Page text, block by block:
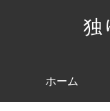
独
ホーム